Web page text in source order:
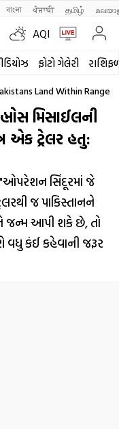
বাংলা ਪੰਜਾਬੀ தமிழ்
AQI
ફોટો ગેલેરી
Land Within Range
મિસાઈલની
એક ટ્રેલર હતુ:
"ઓપરેશન સિંદૂરમાં જે
જ પાકિસ્તાનને
જન્મ આપી શકે છે, તો
વધુ કંઈ કહેવાની જરૂર